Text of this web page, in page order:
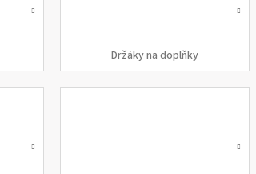
Držáky na doplňky